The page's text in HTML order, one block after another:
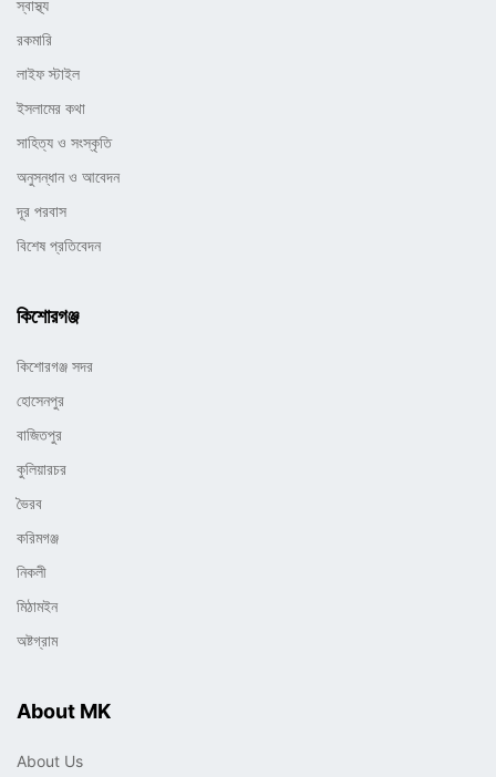
স্বাস্থ্য
রকমারি
লাইফ স্টাইল
ইসলামের কথা
সাহিত্য ও সংস্কৃতি
অনুসন্ধান ও আবেদন
দূর পরবাস
বিশেষ প্রতিবেদন
কিশোরগঞ্জ
কিশোরগঞ্জ সদর
হোসেনপুর
বাজিতপুর
কুলিয়ারচর
ভৈরব
করিমগঞ্জ
নিকলী
মিঠামইন
অষ্টগ্রাম
About MK
About Us